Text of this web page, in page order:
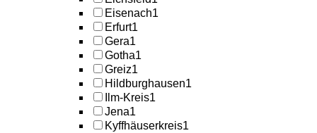
Eisenach1
Erfurt1
Gera1
Gotha1
Greiz1
Hildburghausen1
Ilm-Kreis1
Jena1
Kyffhäuserkreis1